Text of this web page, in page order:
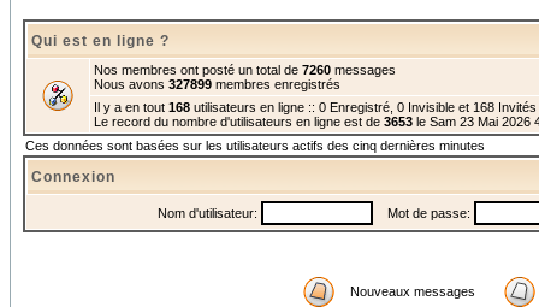
Qui est en ligne ?
Nos membres ont posté un total de 7260 messages
Nous avons 327899 membres enregistrés
Il y a en tout 168 utilisateurs en ligne :: 0 Enregistré, 0 Invisible et 168
Le record du nombre d'utilisateurs en ligne est de 3653 le Sam 23 Mai 2026
Ces données sont basées sur les utilisateurs actifs des cinq dernières minutes
Connexion
Nom d'utilisateur: Mot de passe:
Nouveaux messages